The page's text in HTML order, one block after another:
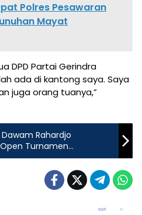
Polres Pesawaran
Mayat
DPD Partai Gerindra
ada di kantong saya. Saya
juga orang tuanya,”
Rahardjo